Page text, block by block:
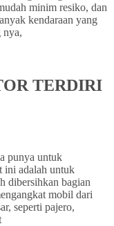
minim resiko, dan
kendaraan yang
nya,
TERDIRI
punya untuk
ini adalah untuk
dibersihkan bagian
mobil dari
seperti pajero,